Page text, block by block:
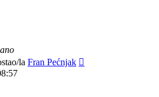
la Fran Pećnjak